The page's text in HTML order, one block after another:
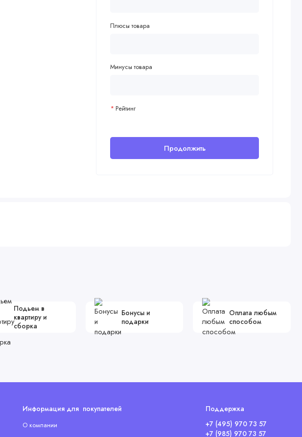
Плюсы товара
Минусы товара
Рейтинг
Продолжить
Подьем в
квартиру и
сборка
Бонусы и
подарки
Оплата любым
способом
Информация для покупателей
О компании
Поддержка
+7 (495) 970 73 57
+7 (985) 970 73 57